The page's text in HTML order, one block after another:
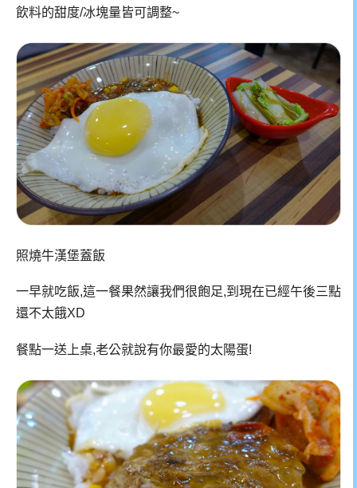
飲料的甜度/冰塊量皆可調整~
照燒牛漢堡蓋飯
一早就吃飯,這一餐果然讓我們很飽足,到現在已經午後三點
還不太餓XD
餐點一送上桌,老公就說有你最愛的太陽蛋!